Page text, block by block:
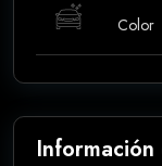
Color